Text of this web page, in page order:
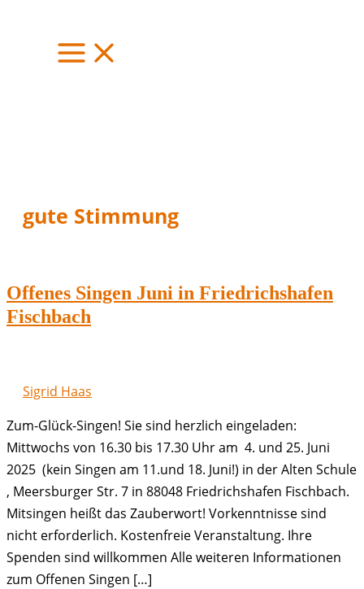
springen
gute Stimmung
Offenes Singen Juni in Friedrichshafen
Fischbach
Sigrid Haas
Zum-Glück-Singen! Sie sind herzlich eingeladen:
Mittwochs von 16.30 bis 17.30 Uhr am 4. und 25. Juni
2025 (kein Singen am 11.und 18. Juni!) in der Alten Schule
, Meersburger Str. 7 in 88048 Friedrichshafen Fischbach.
Mitsingen heißt das Zauberwort! Vorkenntnisse sind
nicht erforderlich. Kostenfreie Veranstaltung. Ihre
Spenden sind willkommen Alle weiteren Informationen
zum Offenen Singen […]